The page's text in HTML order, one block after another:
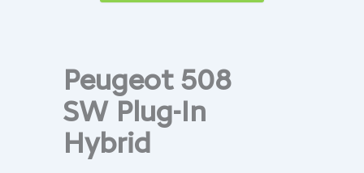
Peugeot 508
SW Plug-In
Hybrid